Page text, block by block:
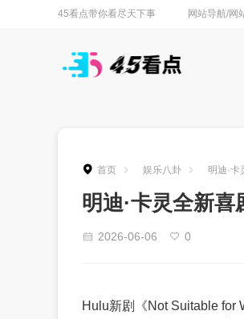
45看点带你看尽天下事 网站导航/网
首页 娱乐八卦 明迪·
明迪·卡灵全新
2026-06-06 0
Hulu新剧《Not Suitable for